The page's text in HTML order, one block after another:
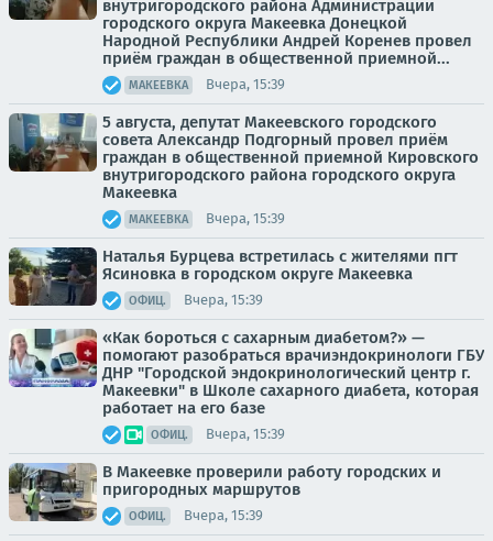
внутригородского района Администрации
городского округа Макеевка Донецкой
Народной Республики Андрей Коренев провел
приём граждан в общественной приемной...
МАКЕЕВКА Вчера, 15:39
5 августа, депутат Макеевского городского
совета Александр Подгорный провел приём
граждан в общественной приемной Кировского
внутригородского района городского округа
Макеевка
МАКЕЕВКА Вчера, 15:39
Наталья Бурцева встретилась с жителями пгт
Ясиновка в городском округе Макеевка
ОФИЦ. Вчера, 15:39
«Как бороться с сахарным диабетом?» —
помогают разобраться врачиэндокринологи ГБУ
ДНР "Городской эндокринологический центр г.
Макеевки" в Школе сахарного диабета, которая
работает на его базе
ОФИЦ. Вчера, 15:39
В Макеевке проверили работу городских и
пригородных маршрутов
ОФИЦ. Вчера, 15:39